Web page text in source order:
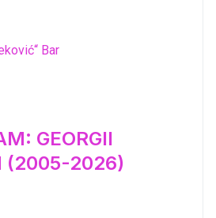
Bar
GEORGII
(2005-2026)